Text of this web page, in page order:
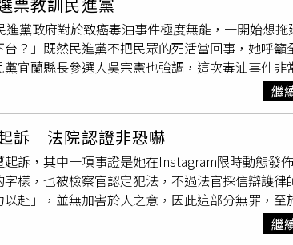
挹注，各大壽險公司皆繳出極為亮眼的成績單。
」，獲利關鍵得益於CSM穩定攤銷、精準的台股
前六個月共達1,432.4億元，創歷年同期新高。國
為同業之冠；受惠於強勁的新契約保費（FYP）
前六個月對保留盈餘影響數已突破1,300億元，創
提升；專注銷售高價值保險商品累積CSM，搭配
，加計FVOCI股票處分利益合計達482.46億元。
102.76億元。三商壽上半年稅後純益為51億元，
制，全體壽險業開帳的「合約服務邊際CSM」
來可實現利潤的折現值，被視為壽險公司長期的
次性認列所有利潤，而是必須隨著保險服務的提
釋出率（攤銷率）多落於4%至7%。若釋出率
票教訓民進黨
黨政府對於致癌毒油事件極度無能，一開始想拖
？」既然民進黨不把民眾的死活當回事，她呼籲
宜蘭縣長參選人吳宗憲也強調，這次毒油事件非
癌物，但卻沒看到民進黨民代、候選人出來抗議
才是真正在治國的政黨。鄭麗文率副主席兼秘書
，並頒發新任主委林建榮派任書，卸任主委林明
委員，將全力輔選吳宗憲當選縣長，並積極強化
詞表示，大罷免讓許多黨工無端捲入官司，林明
治如此扭曲，是民主的恥辱，她強調，「所有為
文指出，宜蘭長期被視為民進黨新潮流的政治禁
囊中，把國家機器黨政資源全力投入宜蘭，但國
繼
訴 法院認證非恐嚇
訴，其中一項事證是她在Instagram限時動態發
樣，也被檢察官認定犯法，不過法官採信辯護律
赴」，並無加害於人之意，因此這部分無罪，至
，確實會造成被害人恐懼，判拘役58日（可易科
新作品《HUNTER×HUNTER》（中文名：獵人
繼